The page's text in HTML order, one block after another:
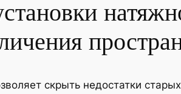
скрыть недостатки